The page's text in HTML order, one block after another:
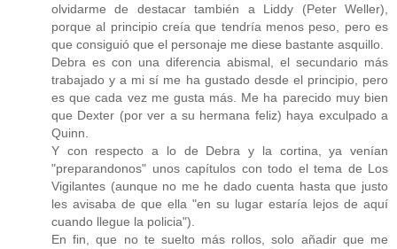
olvidarme de destacar también a Liddy (Peter Weller),
porque al principio creía que tendría menos peso, pero es
que consiguió que el personaje me diese bastante asquillo.
Debra es con una diferencia abismal, el secundario más
trabajado y a mi sí me ha gustado desde el principio, pero
es que cada vez me gusta más. Me ha parecido muy bien
que Dexter (por ver a su hermana feliz) haya exculpado a
Quinn.
Y con respecto a lo de Debra y la cortina, ya venían
"preparandonos" unos capítulos con todo el tema de Los
Vigilantes (aunque no me he dado cuenta hasta que justo
les avisaba de que ella "en su lugar estaría lejos de aquí
cuando llegue la policia").
En fin, que no te suelto más rollos, solo añadir que me